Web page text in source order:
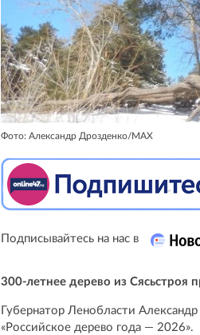
Фото: Александр Дрозденко/MAX
Подписывайтесь на нас в
300-летнее дерево из Сясьстроя
Губернатор Ленобласти
«Российское дерево года — 2026».